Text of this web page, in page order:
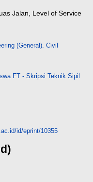
Jalan, Level of Service
(General). Civil
FT - Skripsi Teknik Sipil
id/eprint/10355